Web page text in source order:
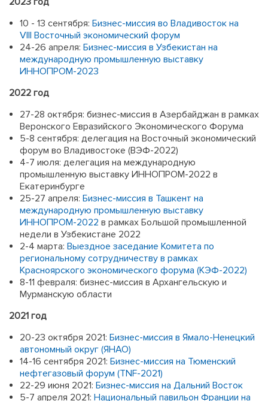
10 - 13 сентября: Бизнес-миссия во Владивосток на
VIII Восточный экономический форум
24-26 апреля: Бизнес-миссия в Узбекистан на
международную промышленную выставку
ИННОПРОМ-2023
2022 год
27-28 октября: бизнес-миссия в Азербайджан в рамках
Веронского Евразийского Экономического Форума
5-8 сентября: делегация на Восточный экономический
форум во Владивостоке (ВЭФ-2022)
4-7 июля: делегация на международную
промышленную выставку ИННОПРОМ-2022 в
Екатеринбурге
25-27 апреля: Бизнес-миссия в Ташкент на
международную промышленную выставку
ИННОПРОМ-2022 в рамках Большой промышленной
недели в Узбекистане 2022
2-4 марта: Выездное заседание Комитета по
региональному сотрудничеству в рамках
Красноярского экономического форума (КЭФ-2022)
8-11 февраля: бизнес-миссия в Архангельскую и
Мурманскую области
2021 год
20-23 октября 2021: Бизнес-миссия в Ямало-Ненецкий
автономный округ (ЯНАО)
14-16 сентября 2021: Бизнес-миссия на Тюменский
нефтегазовый форум (TNF-2021)
22-29 июня 2021: Бизнес-миссия на Дальний Восток
5-7 апреля 2021: Национальный павильон Франции на